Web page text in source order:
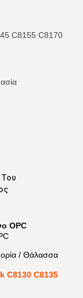
C8155 C8170
Του
OPC
/ Θάλασσα
C8130 C8135